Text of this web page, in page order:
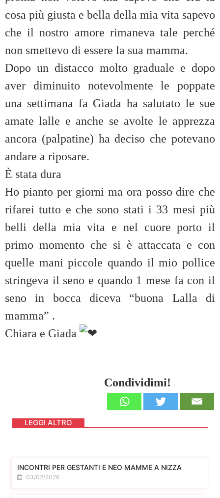
cosa più giusta e bella della mia vita sapevo
che il nostro amore rimaneva tale perché
non smettevo di essere la sua mamma.
Dopo un distacco molto graduale e dopo
aver diminuito notevolmente le poppate
una settimana fa Giada ha salutato le sue
amate lalle e anche se avolte le apprezza
ancora (palpatine) ha deciso che potevano
andare a riposare.
È stata dura
Ho pianto per giorni ma ora posso dire che
rifarei tutto e che sono stati i 33 mesi più
belli della mia vita e nel cuore porto il
primo momento che si è attaccata e con
quelle mani piccole quando il mio pollice
stringeva il seno e quando 1 mese fa con il
seno in bocca diceva “buona Lalla di
mamma” .
Chiara e Giada
Condividimi!
LEGGI ALTRO
INCONTRI PER GESTANTI E NEO MAMME A NIZZA
03/02/2026